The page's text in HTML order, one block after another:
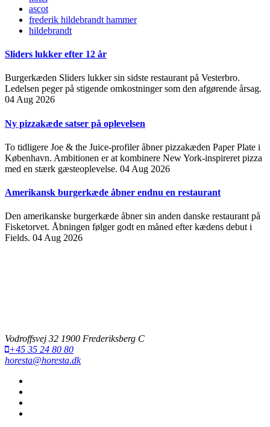
ascot
frederik hildebrandt hammer
hildebrandt
Sliders lukker efter 12 år
Burgerkæden Sliders lukker sin sidste restaurant på Vesterbro.
Ledelsen peger på stigende omkostninger som den afgørende årsag.
04 Aug 2026
Ny pizzakæde satser på oplevelsen
To tidligere Joe & the Juice-profiler åbner pizzakæden Paper Plate i
København. Ambitionen er at kombinere New York-inspireret pizza
med en stærk gæsteoplevelse. 04 Aug 2026
Amerikansk burgerkæde åbner endnu en restaurant
Den amerikanske burgerkæde åbner sin anden danske restaurant på
Fisketorvet. Åbningen følger godt en måned efter kædens debut i
Fields. 04 Aug 2026
Vodroffsvej 32 1900 Frederiksberg C
+45 35 24 80 80
horesta@horesta.dk